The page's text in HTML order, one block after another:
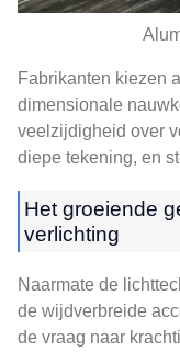
Fabrikanten kiezen
dimensionale
veelzijdigheid over
diepe tekening, en
Het groeiende
verlichting
Naarmate de
de wijdverbreide
de vraag naar